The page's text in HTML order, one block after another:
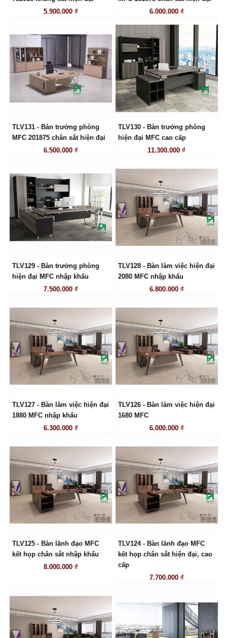
5.900.000 ₫
6.000.000 ₫
LIÊN HỆ
TLV131 - Bàn trưởng phòng
MFC 201875 chân sắt hiện đại
6.500.000 ₫
LIÊN HỆ
TLV130 - Bàn trưởng phòng
hiện đại MFC cao cấp
11.300.000 ₫
LIÊN HỆ
TLV129 - Bàn trưởng phòng
hiện đại MFC nhập khẩu
7.500.000 ₫
LIÊN HỆ
TLV128 - Bàn làm việc hiện đại
2080 MFC nhập khẩu
6.800.000 ₫
LIÊN HỆ
TLV127 - Bàn làm việc hiện đại
1880 MFC nhập khẩu
6.300.000 ₫
TLV126 - Bàn làm việc hiện đại
1680 MFC
6.000.000 ₫
LIÊN HỆ
TLV125 - Bàn lãnh đạo MFC
kết họp chân sắt nhập khẩu
8.000.000 ₫
LIÊN HỆ
TLV124 - Bàn lãnh đạo MFC
kết họp chân sắt hiện đại, cao
cấp
7.700.000 ₫